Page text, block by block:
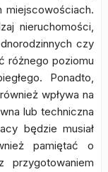
miejscowościach.
nieruchomości,
czy
różnego poziomu
Ponadto,
wpływa na
lub techniczna
będzie musiał
pamiętać o
przygotowaniem